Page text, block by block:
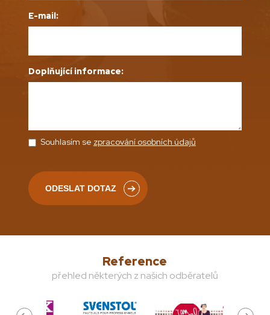
E-mail:
Doplňující informace:
Souhlasím se zpracování osobních údajů
Reference
přehled některých z našich odběratelů